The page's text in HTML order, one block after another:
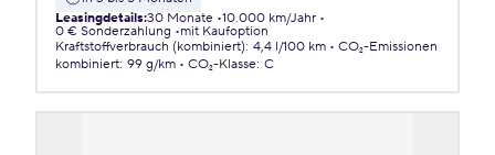
Leasingdetails:30 Monate 10.000 km/Jahr
0 € Sonderzahlung
mit Kaufoption
Kraftstoffverbrauch (kombiniert): 4,4 l/100 km
CO₂-Emissionen
kombiniert: 99 g/km CO₂-Klasse: C